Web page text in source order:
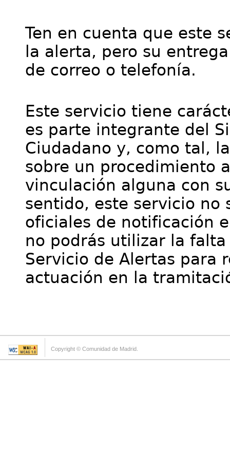
Ten en cuenta que este
la alerta, pero su
de correo o telefonía.
Este servicio tiene
es parte integrante del
Ciudadano y, como tal,
sobre un procedimiento
vinculación alguna con
sentido, este servicio no
oficiales de notificación
no podrás utilizar la
Servicio de Alertas para
actuación en la
Copyright © Comunidad de Madrid.